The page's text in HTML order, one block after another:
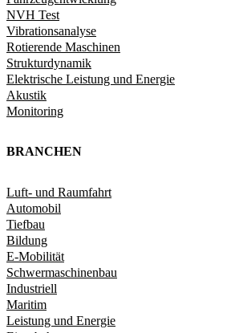
NVH Test
Vibrationsanalyse
Rotierende Maschinen
Strukturdynamik​
Elektrische Leistung und Energie​
Akustik
Monitoring
BRANCHEN
Luft- und Raumfahrt
Automobil
Tiefbau
Bildung
E-Mobilität
Schwermaschinenbau
Industriell
Maritim
Leistung und Energie